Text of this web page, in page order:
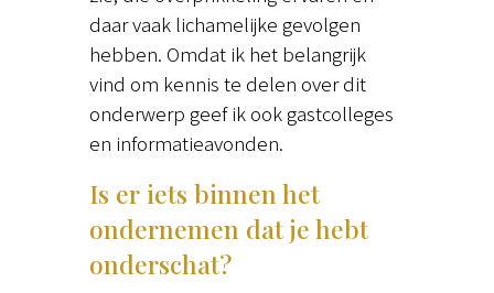
daar vaak lichamelijke gevolgen
hebben. Omdat ik het belangrijk
vind om kennis te delen over dit
onderwerp geef ik ook gastcolleges
en informatieavonden.
Is er iets binnen het
ondernemen dat je hebt
onderschat?